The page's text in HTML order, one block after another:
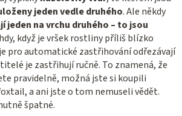
jeden vedle druhého. Ale někdy
jeden na vrchu druhého – to jsou
když je vršek rostliny příliš blízko
pro automatické zastřihování odřezávají
je zastřihují ručně. To znamená, že
pravidelně, možná jste si koupili
a ani jste o tom nemuseli vědět.
špatné.